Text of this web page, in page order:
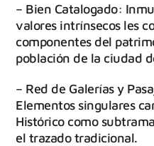
– Bien Catalogado:
valores intrínsecos les
componentes del
población de la ciudad
– Red de Galerías y
Elementos singulares
Histórico como
el trazado tradicional.